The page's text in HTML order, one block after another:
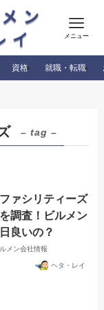
メニュー
資格 就職・転職
– tag –
ァシリティーズ
調査！ビルメン
良いの？
メン会社情報
ヘタ・レイ